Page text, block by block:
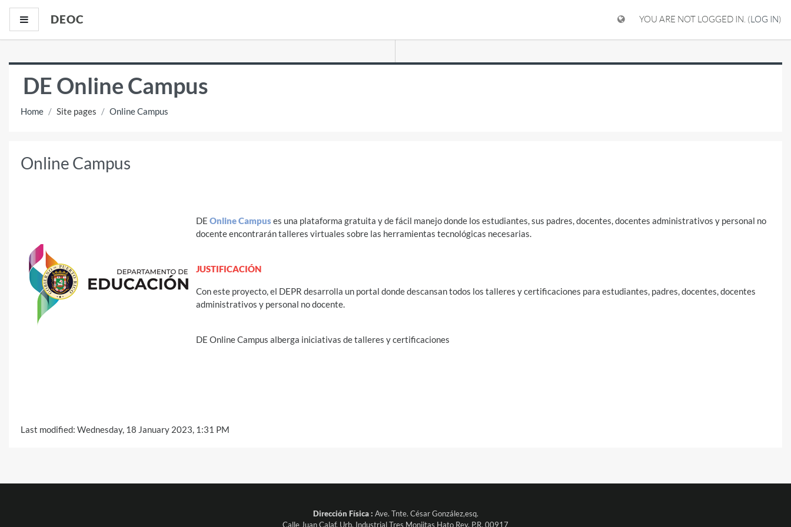
Skip to main content
Side panelDEOC YOU ARE NOT LOGGED IN. (LOG IN)
DE Online Campus
Home Site pages Online Campus
Online Campus
DE Online Campus es una plataforma gratuita y de fácil manejo donde los estudiantes, sus padres, docentes, docentes administrativos y personal no
docente encontrarán talleres virtuales sobre las herramientas tecnológicas necesarias.
JUSTIFICACIÓN
Con este proyecto, el DEPR desarrolla un portal donde descansan todos los talleres y certificaciones para estudiantes, padres, docentes, docentes
administrativos y personal no docente.
DE Online Campus alberga iniciativas de talleres y certificaciones
Last modified: Wednesday, 18 January 2023, 1:31 PM
Dirección Física : Ave. Tnte. César González,esq.
Calle Juan Calaf, Urb. Industrial Tres Monjitas Hato Rey, P.R. 00917